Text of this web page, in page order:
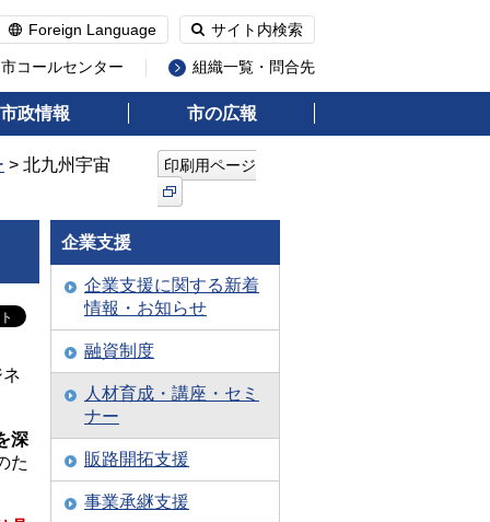
Foreign Language サイト内検索
コールセンター 組織一覧・問合先
市政情報 市の広報
> 北九州宇宙 印刷用ページ
深
た
企業支援
企業支援に関する新着
情報・お知らせ
融資制度
人材育成・講座・セミ
ナー
販路開拓支援
事業承継支援